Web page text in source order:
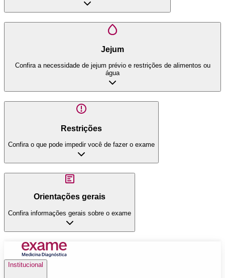
Jejum
Confira a necessidade de jejum prévio e restrições de alimentos ou
água
Restrições
Confira o que pode impedir você de fazer o exame
Orientações gerais
Confira informações gerais sobre o exame
Institucional